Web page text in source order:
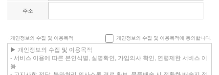
주소
· 개인정보의 수집 및 이용목적 개인정보의 수집 및 이용목적에 동의합니다.